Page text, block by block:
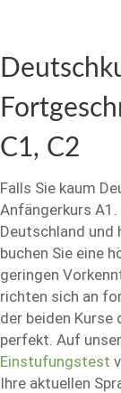
C1, C2
Falls Sie kaum
Anfängerkurs
Deutschland und
buchen Sie eine
geringen
richten sich an
der beiden Kurse
perfekt. Auf
Einstufungstest
Ihre aktuellen